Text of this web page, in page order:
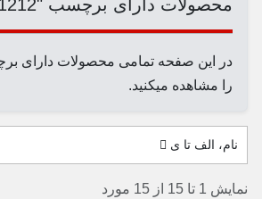
محصولات دارای برچسب "1212"
در این صفحه تمامی محصولات دارای
را مشاهده میکنید.
نام، الف تا ی
نمایش 1 تا 15 از 15 مورد